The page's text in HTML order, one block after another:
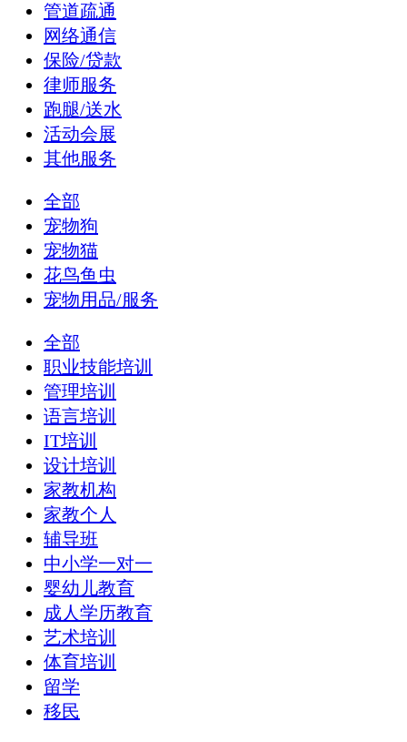
管道疏通
网络通信
保险/贷款
律师服务
跑腿/送水
活动会展
其他服务
全部
宠物狗
宠物猫
花鸟鱼虫
宠物用品/服务
全部
职业技能培训
管理培训
语言培训
IT培训
设计培训
家教机构
家教个人
辅导班
中小学一对一
婴幼儿教育
成人学历教育
艺术培训
体育培训
留学
移民